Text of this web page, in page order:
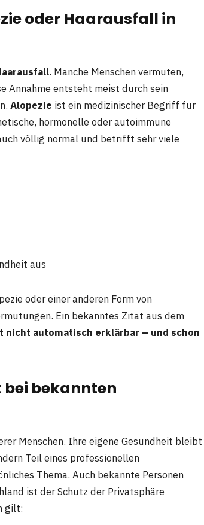
oder Haarausfall in
. Manche Menschen vermuten,
Annahme entsteht meist durch sein
Alopezie ist ein medizinischer Begriff für
hormonelle oder autoimmune
völlig normal und betrifft sehr viele
aus
oder einer anderen Form von
Ein bekanntes Zitat aus dem
nicht automatisch erklärbar – und schon
bekannten
Menschen. Ihre eigene Gesundheit bleibt
Teil eines professionellen
Thema. Auch bekannte Personen
ist der Schutz der Privatsphäre
gilt: